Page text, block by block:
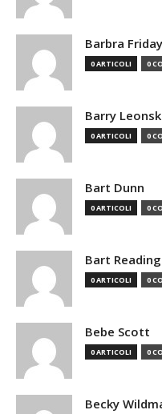
Barbra Friday
0 ARTICOLI 0
Barry
0 ARTICOLI 0
Bart Dunn
0 ARTICOLI 0
Bart Reading
0 ARTICOLI 0
Bebe Scott
0 ARTICOLI 0
Becky